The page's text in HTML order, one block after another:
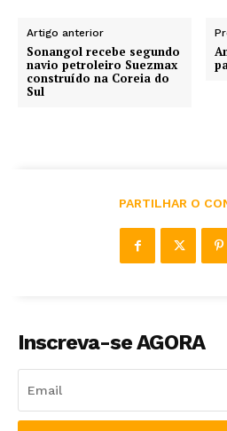
Artigo anterior
Sonangol recebe segundo
navio petroleiro Suezmax
construído na Coreia do
Sul
PARTILHAR O
Inscreva-se AGORA